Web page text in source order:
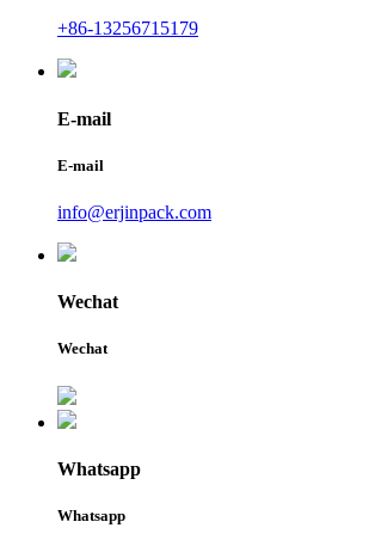
+86-13256715179
E-mail
E-mail
info@erjinpack.com
Wechat
Wechat
Whatsapp
Whatsapp